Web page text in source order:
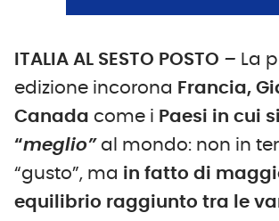
ITALIA AL SESTO POSTO – La
edizione incorona Francia,
Canada come i Paesi in cui
“meglio” al mondo: non in
“gusto”, ma in fatto di
equilibrio raggiunto tra le